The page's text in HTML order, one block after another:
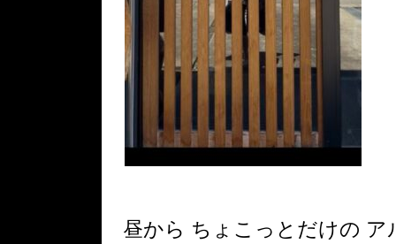
昼から ちょこっとだけの